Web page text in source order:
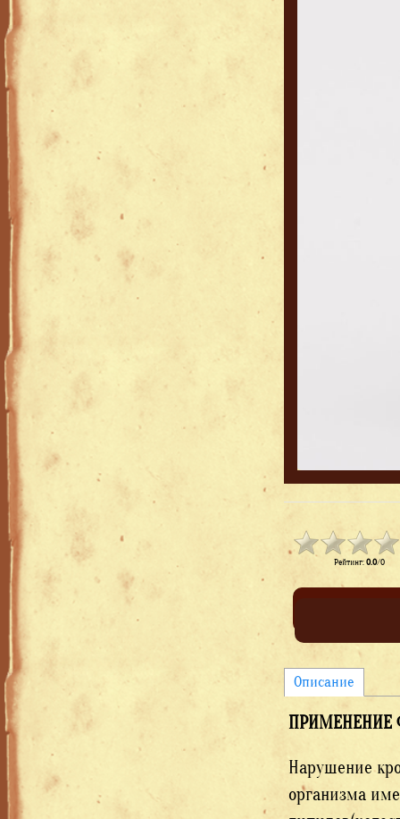
Рейтинг:0.0/0
Описание
ПРИМЕНЕНИЕ
Нарушение
организма